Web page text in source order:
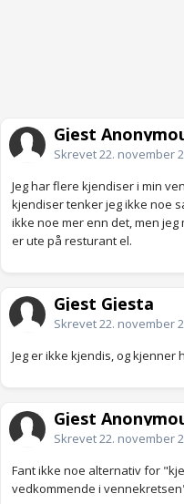
Gjest
Skrevet22. november
Jeg har flere kjendiser i min
kjendiser tenker jeg ikke noe
ikke noe mer enn det, men
er ute på resturant el.
Gjest Gjesta
Skrevet22. november
Jeg er ikke kjendis, og kjenner
Gjest
Skrevet22. november
Fant ikke noe alternativ for
vedkommende i